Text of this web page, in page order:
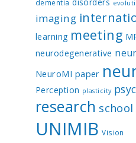
dementia
imaging
learning meeting
neurodegenerative
NeuroMI paper
Perception plasticity
research school
UNIMIB Vision